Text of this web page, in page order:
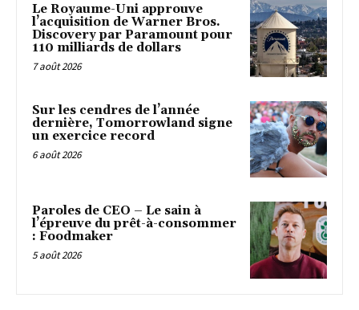
Le Royaume-Uni approuve
l’acquisition de Warner Bros.
Discovery par Paramount pour
110 milliards de dollars
7 août 2026
Sur les cendres de l’année
dernière, Tomorrowland signe
un exercice record
6 août 2026
Paroles de CEO – Le sain à
l’épreuve du prêt-à-consommer
: Foodmaker
5 août 2026